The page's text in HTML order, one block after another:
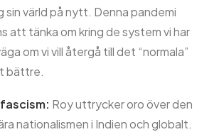
sin värld på nytt. Denna pandemi
att tänka om kring de system vi har
om vi vill återgå till det “normala”
bättre.
Roy uttrycker oro över den
nationalismen i Indien och globalt.